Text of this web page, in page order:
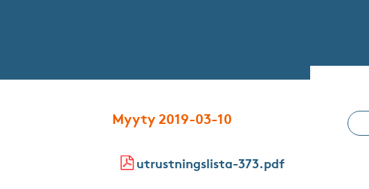
Myyty 2019-03-10
utrustningslista-373.pdf